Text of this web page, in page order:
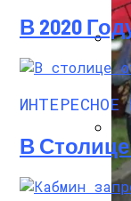
В 2020
ИНТЕРЕСНОЕ
В Столице